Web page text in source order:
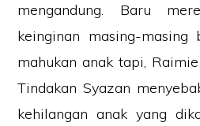
mengandung. Baru
keinginan masing-masing
mahukan anak tapi,
Tindakan Syazan
kehilangan anak yang